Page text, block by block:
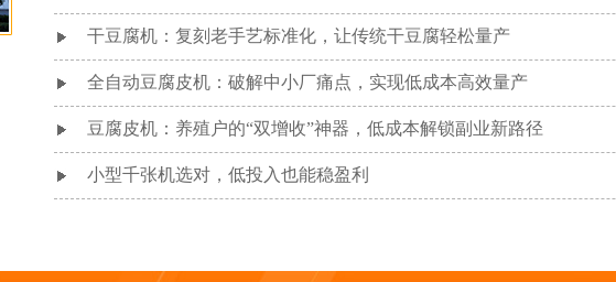
干豆腐机：复刻老手艺标准化，让传统干豆腐轻松量产
全自动豆腐皮机：破解中小厂痛点，实现低成本高效量产
豆腐皮机：养殖户的“双增收”神器，低成本解锁副业新路径
小型千张机选对，低投入也能稳盈利